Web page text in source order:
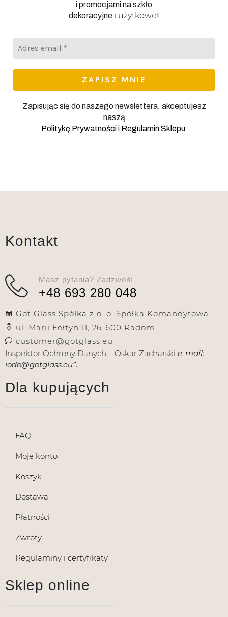
i promocjami na szkło
dekoracyjne i użytkowe!
Zapisując się do naszego newslettera, akceptujesz
naszą
Politykę Prywatnościi Regulamin Sklepu.
Kontakt
Masz pytania? Zadzwoń!
+48 693 280 048
Got Glass Spółka z o. o. Spółka Komandytowa
ul. Marii Fołtyn 11, 26-600 Radom
customer@gotglass.eu
Inspektor Ochrony Danych – Oskar Zacharski e-mail:
iodo@gotglass.eu”.
Dla kupujących
FAQ
Moje konto
Koszyk
Dostawa
Płatności
Zwroty
Regulaminy i certyfikaty
Sklep online